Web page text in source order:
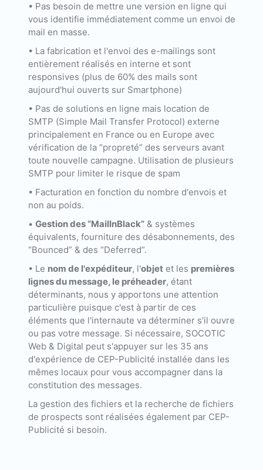
• Pas besoin de mettre une version en ligne qui
vous identifie immédiatement comme un envoi de
mail en masse.
• La fabrication et l'envoi des e-mailings sont
entièrement réalisés en interne et sont
responsives (plus de 60% des mails sont
aujourd'hui ouverts sur Smartphone)
• Pas de solutions en ligne mais location de
SMTP (Simple Mail Transfer Protocol) externe
principalement en France ou en Europe avec
vérification de la “propreté” des serveurs avant
toute nouvelle campagne. Utilisation de plusieurs
SMTP pour limiter le risque de spam
• Facturation en fonction du nombre d'envois et
non au poids.
• Gestion des “MailInBlack”& systèmes
équivalents, fourniture des désabonnements, des
“Bounced” & des “Deferred”.
• Le nom de l'expéditeur, l'objetet les premières
lignes du message, le préheader, étant
déterminants, nous y apportons une attention
particulière puisque c'est à partir de ces
éléments que l'internaute va déterminer s'il ouvre
ou pas votre message. Si nécessaire, SOCOTIC
Web & Digital peut s'appuyer sur les 35 ans
d'expérience de CEP-Publicité installée dans les
mêmes locaux pour vous accompagner dans la
constitution des messages.
La gestion des fichiers et la recherche de fichiers
de prospects sont réalisées également par CEP-
Publicité si besoin.